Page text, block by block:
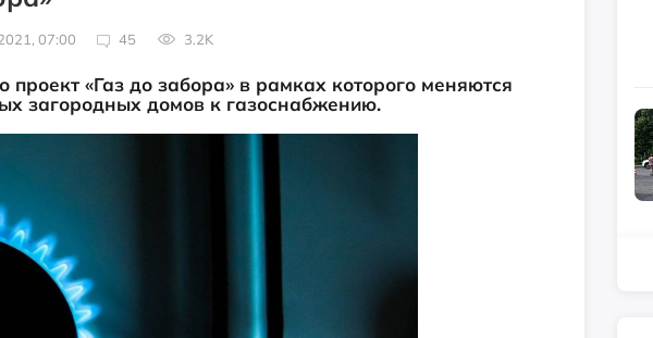
07:00 45 3.2K
проект «Газ до забора» в рамках которого меняются
загородных домов к газоснабжению.